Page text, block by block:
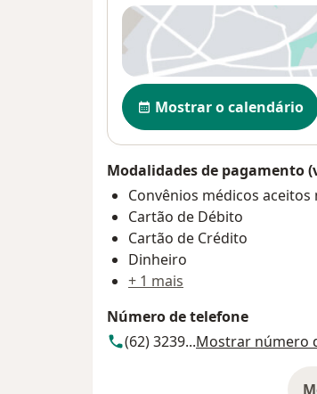
Disponibilidade
Mostrar o calendário
Modalidades de pagamento
Convênios médicos aceitos
Cartão de Débito
Cartão de Crédito
Dinheiro
+ 1 mais
Número de telefone
(62) 3239...Mostrar número